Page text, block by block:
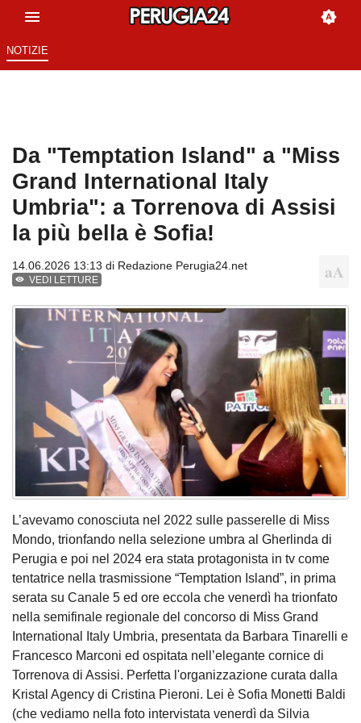
NOTIZIE
Da "Temptation Island" a "Miss
Grand International Italy
Umbria": a Torrenova di Assisi
la più bella è Sofia!
14.06.2026 13:13 di Redazione Perugia24.net
VEDI LETTURE
L’avevamo conosciuta nel 2022 sulle passerelle di Miss
Mondo, trionfando nella selezione umbra al Gherlinda di
Perugia e poi nel 2024 era stata protagonista in tv come
tentatrice nella trasmissione “Temptation Island”, in prima
serata su Canale 5 ed ore eccola che venerdì ha trionfato
nella semifinale regionale del concorso di Miss Grand
International Italy Umbria, presentata da Barbara Tinarelli e
Francesco Marconi ed ospitata nell’elegante cornice di
Torrenova di Assisi. Perfetta l'organizzazione curata dalla
Kristal Agency di Cristina Pieroni. Lei è Sofia Monetti Baldi
(che vediamo nella foto intervistata venerdì da Silvia